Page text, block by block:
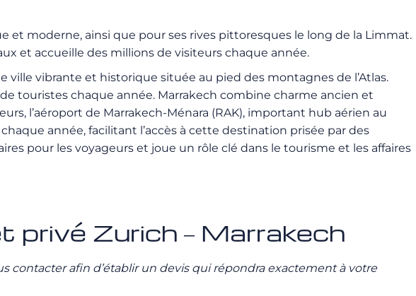
et moderne, ainsi que pour ses rives pittoresques le long de la Limmat.
et accueille des millions de visiteurs chaque année.
vibrante et historique située au pied des montagnes de l’Atlas.
touristes chaque année. Marrakech combine charme ancien et
l’aéroport de Marrakech-Ménara (RAK), important hub aérien au
année, facilitant l’accès à cette destination prisée par des
pour les voyageurs et joue un rôle clé dans le tourisme et les affaires
privé Zurich – Marrakech
contacter afin d’établir un devis qui répondra exactement à votre